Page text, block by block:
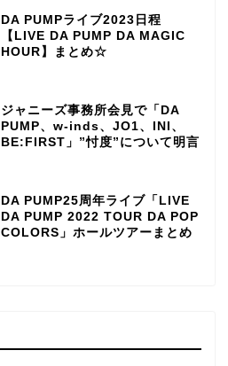
DA PUMPライブ2023日程
【LIVE DA PUMP DA MAGIC
HOUR】まとめ☆
ジャニーズ事務所会見で「DA
PUMP、w-inds、JO1、INI、
BE:FIRST」”忖度”について明言
DA PUMP25周年ライブ「LIVE
DA PUMP 2022 TOUR DA POP
COLORS」ホールツアーまとめ